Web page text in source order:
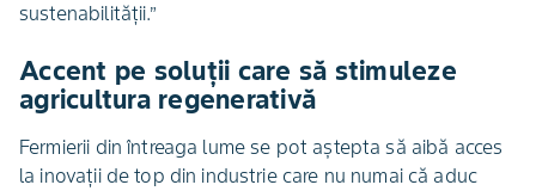
sustenabilității.”
Accent pe soluții care să stimuleze
agricultura regenerativă
Fermierii din întreaga lume se pot aștepta să aibă acces
la inovații de top din industrie care nu numai că aduc